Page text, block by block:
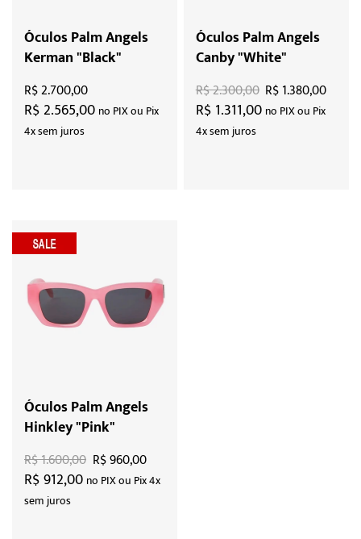
Óculos Palm Angels
Kerman "Black"
R$ 2.565,00 no PIX ou Pix
4x sem juros
R$ 2.700,00
Óculos Palm Angels
Canby "White"
R$ 1.311,00 no PIX ou Pix
4x sem juros
R$ 2.300,00 R$ 1.380,00
Óculos Palm Angels
Hinkley "Pink"
R$ 912,00 no PIX ou Pix 4x
sem juros
R$ 1.600,00 R$ 960,00